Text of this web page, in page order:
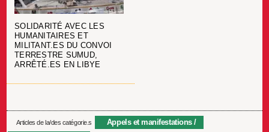
SOLIDARITÉ AVEC LES
HUMANITAIRES ET
MILITANT.ES DU CONVOI
TERRESTRE SUMUD,
ARRÊTÉ.ES EN LIBYE
Articles de la/des catégorie.s
Appels et manifestations